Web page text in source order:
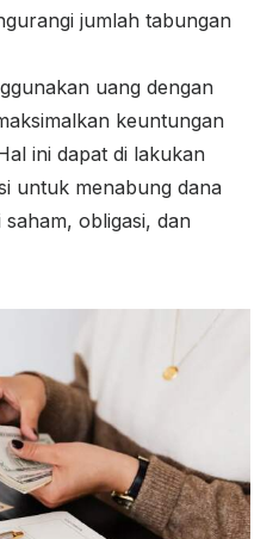
jumlah tabungan
uang dengan
keuntungan
ini dapat di lakukan
untuk menabung dana
obligasi, dan